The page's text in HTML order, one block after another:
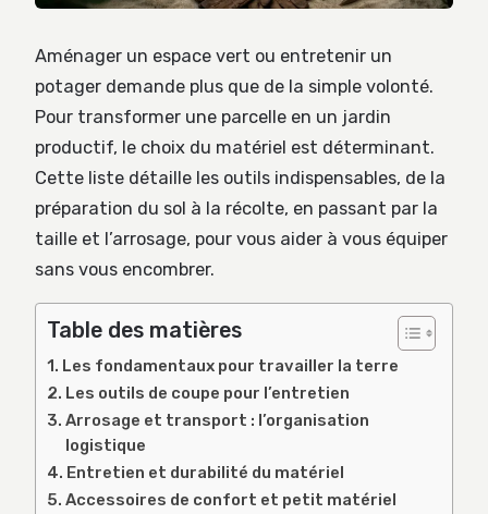
Aménager un espace vert ou entretenir un
potager demande plus que de la simple volonté.
Pour transformer une parcelle en un jardin
productif, le choix du matériel est déterminant.
Cette liste détaille les outils indispensables, de la
préparation du sol à la récolte, en passant par la
taille et l’arrosage, pour vous aider à vous équiper
sans vous encombrer.
Table des matières
Les fondamentaux pour travailler la terre
Les outils de coupe pour l’entretien
Arrosage et transport : l’organisation
logistique
Entretien et durabilité du matériel
Accessoires de confort et petit matériel